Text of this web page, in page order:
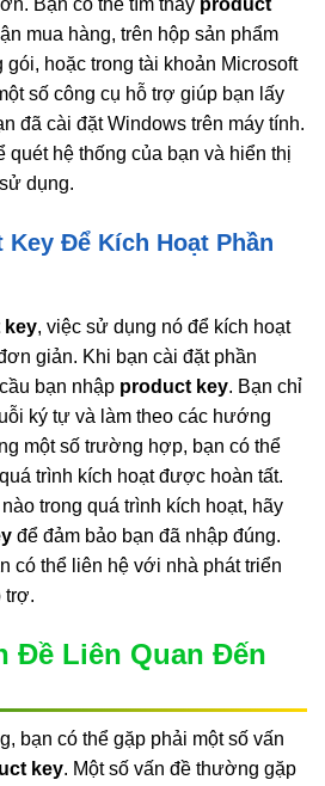
Bạn có thể tìm thấy product
mua hàng, trên hộp sản phẩm
gói, hoặc trong tài khoản Microsoft
số công cụ hỗ trợ giúp bạn lấy
đã cài đặt Windows trên máy tính.
quét hệ thống của bạn và hiển thị
dụng.
Để Kích Hoạt Phần
key, việc sử dụng nó để kích hoạt
giản. Khi bạn cài đặt phần
bạn nhập product key. Bạn chỉ
ký tự và làm theo các hướng
một số trường hợp, bạn có thể
trình kích hoạt được hoàn tất.
trong quá trình kích hoạt, hãy
để đảm bảo bạn đã nhập đúng.
có thể liên hệ với nhà phát triển
trợ.
Đề Liên Quan Đến
bạn có thể gặp phải một số vấn
key. Một số vấn đề thường gặp